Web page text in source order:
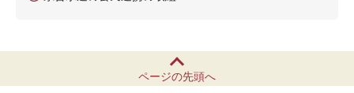
ページの先頭へ